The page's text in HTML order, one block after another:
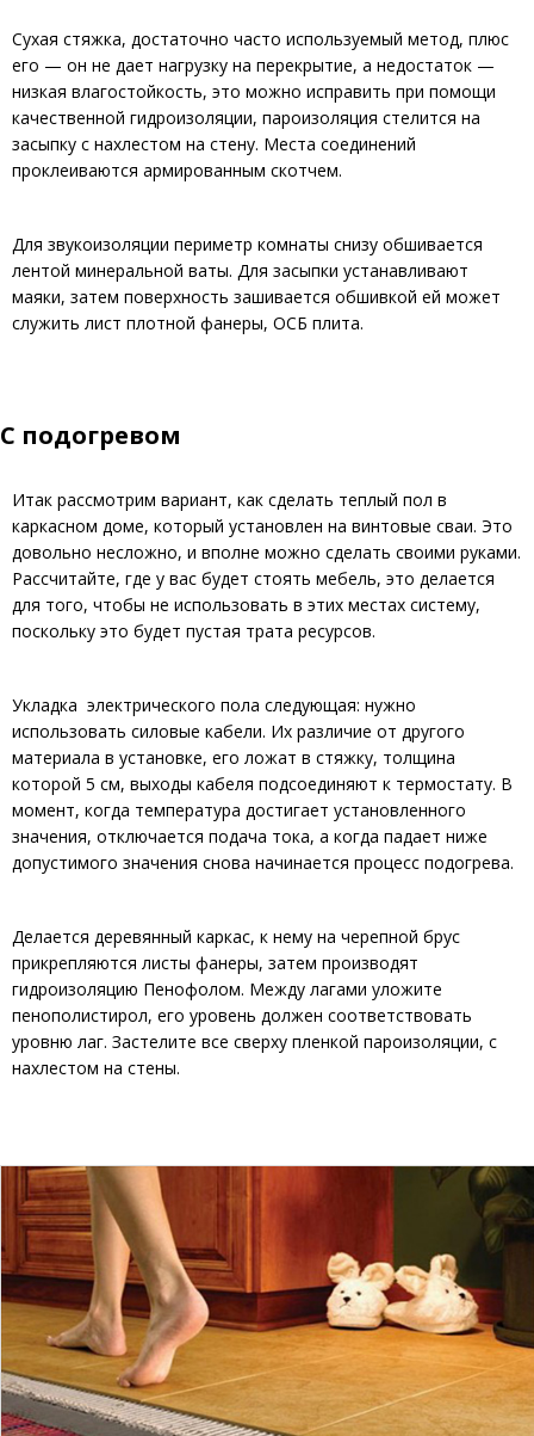
Сухая стяжка, достаточно часто используемый метод, плюс
его — он не дает нагрузку на перекрытие, а недостаток —
низкая влагостойкость, это можно исправить при помощи
качественной гидроизоляции, пароизоляция стелится на
засыпку с нахлестом на стену. Места соединений
проклеиваются армированным скотчем.
Для звукоизоляции периметр комнаты снизу обшивается
лентой минеральной ваты. Для засыпки устанавливают
маяки, затем поверхность зашивается обшивкой ей может
служить лист плотной фанеры, ОСБ плита.
С подогревом
Итак рассмотрим вариант, как сделать теплый пол в
каркасном доме, который установлен на винтовые сваи. Это
довольно несложно, и вполне можно сделать своими руками.
Рассчитайте, где у вас будет стоять мебель, это делается
для того, чтобы не использовать в этих местах систему,
поскольку это будет пустая трата ресурсов.
Укладка электрического пола следующая: нужно
использовать силовые кабели. Их различие от другого
материала в установке, его ложат в стяжку, толщина
которой 5 см, выходы кабеля подсоединяют к термостату. В
момент, когда температура достигает установленного
значения, отключается подача тока, а когда падает ниже
допустимого значения снова начинается процесс подогрева.
Делается деревянный каркас, к нему на черепной брус
прикрепляются листы фанеры, затем производят
гидроизоляцию Пенофолом. Между лагами уложите
пенополистирол, его уровень должен соответствовать
уровню лаг. Застелите все сверху пленкой пароизоляции, с
нахлестом на стены.